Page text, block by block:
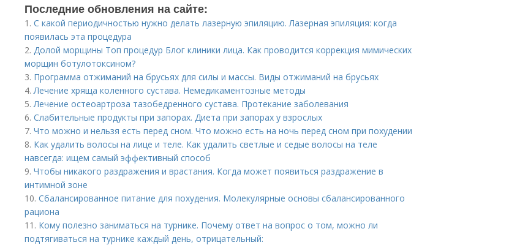
Последние обновления на сайте:
1. С какой периодичностью нужно делать лазерную эпиляцию. Лазерная эпиляция: когда
появилась эта процедура
2. Долой морщины Топ процедур Блог клиники лица. Как проводится коррекция мимических
морщин ботулотоксином?
3. Программа отжиманий на брусьях для силы и массы. Виды отжиманий на брусьях
4.Лечение хряща коленного сустава. Немедикаментозные методы
5.Лечение остеоартроза тазобедренного сустава. Протекание заболевания
6. Слабительные продукты при запорах. Диета при запорах у взрослых
7. Что можно и нельзя есть перед сном. Что можно есть на ночь перед сном при похудении
8. Как удалить волосы на лице и теле. Как удалить светлые и седые волосы на теле
навсегда: ищем самый эффективный способ
9. Чтобы никакого раздражения и врастания. Когда может появиться раздражение в
интимной зоне
10. Сбалансированное питание для похудения. Молекулярные основы сбалансированного
рациона
11. Кому полезно заниматься на турнике. Почему ответ на вопрос о том, можно ли
подтягиваться на турнике каждый день, отрицательный: